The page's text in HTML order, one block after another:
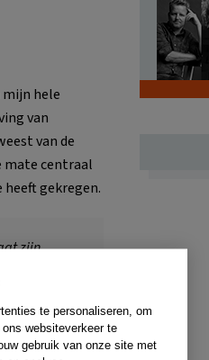
hele
van
van de
mate centraal
gekregen.
zijn
zijn geweest
te personaliseren, om
websiteverkeer te
gebruik van onze site met